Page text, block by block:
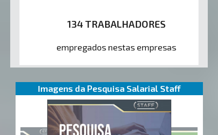
134 TRABALHADORES
empregados nestas empresas
Imagens da Pesquisa Salarial Staff